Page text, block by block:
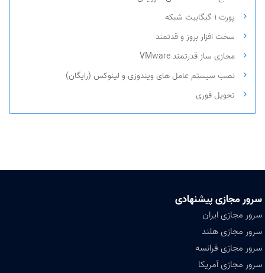
پورت ۱ گیگابیت شبکه
سخت افزار بروز و قدتمند
مجازی ساز قدرتمند VMware
نصب سیستم عامل های ویندوزی و لینوکس (رایگان)
تحویل فوری
سرور مجازی پیشنهادی
سرور مجازی ایران
سرور مجازی هلند
سرور مجازی فرانسه
سرور مجازی آمریکا